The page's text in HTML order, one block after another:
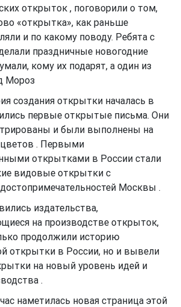
открыток , поговорили о том,
«открытка», как раньше
и по какому поводу. Ребята с
праздничные новогодние
кому их подарят, а один из
Мороз
создания открытки началась в
первые открытые письма. Они
и были выполнены на
. Первыми
открытками в России стали
видовые открытки с
Москвы .
издательства,
на производстве открыток,
продолжили историю
открытки в России, но и вывели
на новый уровень идей и
.
наметилась новая страница этой